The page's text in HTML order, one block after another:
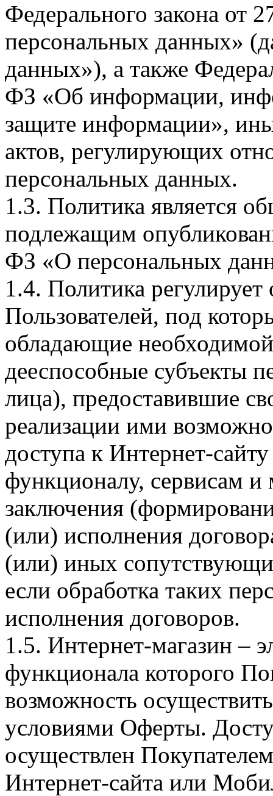
Федерального закона
персональных данных»
данных»), а также
ФЗ «Об информации,
защите информации»,
актов, регулирующих
персональных данных.
1.3. Политика является
подлежащим
ФЗ «О персональных
1.4. Политика
Пользователей, под
обладающие
дееспособные субъекты
лица), предоставившие
реализации ими
доступа к Интернет-
функционалу, сервисам и
заключения
(или) исполнения
(или) иных
если обработка таких
исполнения договоров.
1.5. Интернет-магазин –
функционала которого
возможность
условиями Оферты.
осуществлен
Интернет-сайта или